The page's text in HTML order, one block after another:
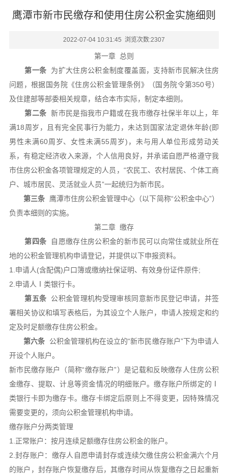
鹰潭市新市民缴存和使用住房公积金实施细则
2022-07-04 10:31:45 浏览次数:2307
第一章 总则
第一条 为扩大住房公积金制度覆盖面，支持新市民解决住房
问题，根据国务院《住房公积金管理条例》（国务院令第350号）
及住建部等部委相关规章，结合本市实际，制定本细则。
第二条 新市民是指我市户籍或在我市缴存社保半年以上，年
满18周岁，且有完全民事行为能力，未达到国家法定退休年龄(即
男性未满60周岁、女性未满55周岁)，未与用人单位形成劳动关
系，有稳定经济收入来源，个人信用良好，并承诺自愿严格遵守我
市住房公积金各项管理规定的人员，“农民工、农村居民、个体工商
户、城市居民、灵活就业人员”一起统归为新市民。
第三条 鹰潭市住房公积金管理中心（以下简称“公积金中心”）
负责本细则的实施。
第二章 缴存
第四条 自愿缴存住房公积金的新市民可以向常住或就业所在
地的公积金管理机构申请登记，并提供以下申报资料。
1.申请人(含配偶)户口簿或缴纳社保证明、有效身份证件原件;
2.申请人Ⅰ类银行卡。
第五条 公积金管理机构受理审核同意新市民登记申请，并签
署相关协议和填写表格后，为其设立个人账户，申请人按规定和约
定及时足额缴存住房公积金。
第六条 公积金管理机构在设立的“新市民缴存账户”下为申请人
开设个人账户。
新市民缴存账户（简称“缴存账户”）是记载和反映缴存人住房公积
金缴存、提取、计息等资金情况的明细账户。缴存账户所绑定的Ⅰ
类银行卡即为缴存卡。缴存卡绑定后原则上不得变更，因特殊情况
需要变更的，须向公积金管理机构申请。
缴存账户分两类管理
1.正常账户：按月连续足额缴存住房公积金的账户。
2.封存账户：缴存人自愿申请封存或连续欠缴住房公积金满六个月
的账户，封存账户恢复缴存后，其缴存时间从恢复缴存之日起重新